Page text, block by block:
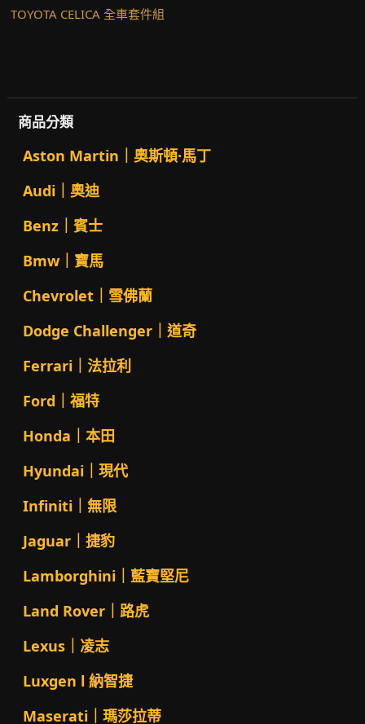
TOYOTA CELICA 全車套件組
商品分類
Aston Martin｜奧斯頓·馬丁
Audi｜奧迪
Benz｜賓士
Bmw｜寶馬
Chevrolet｜雪佛蘭
Dodge Challenger｜道奇
Ferrari｜法拉利
Ford｜福特
Honda｜本田
Hyundai｜現代
Infiniti｜無限
Jaguar｜捷豹
Lamborghini｜藍寶堅尼
Land Rover｜路虎
Lexus｜凌志
Luxgen l 納智捷
Maserati｜瑪莎拉蒂